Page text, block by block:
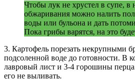
Чтобы лук не хрустел в супе, в
обжаривания можно налить
воды или бульона и дать
Пока грибы варятся, на это
3. Картофель порезать некрупными
подсоленной воде до готовности. В
лавровый лист и 3-4 горошины
его не выливать.